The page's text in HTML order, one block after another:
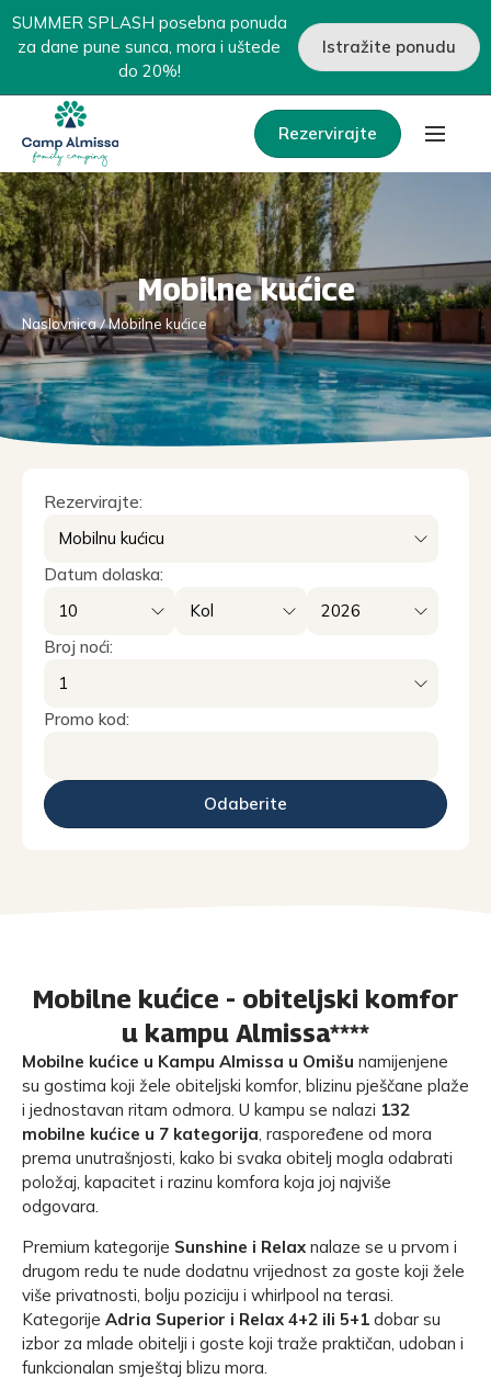
SUMMER SPLASH posebna ponuda
za dane pune sunca, mora i uštede
do 20%!
Istražite ponudu
Rezervirajte
Mobilne kućice
Naslovnica Mobilne kućice
Rezervirajte:
Datum dolaska:
Broj noći:
Promo kod:
Mobilne kućice - obiteljski komfor
u kampu Almissa****
Mobilne kućice u Kampu Almissa u Omišu namijenjene
su gostima koji žele obiteljski komfor, blizinu pješčane plaže
i jednostavan ritam odmora. U kampu se nalazi 132
mobilne kućice u 7 kategorija, raspoređene od mora
prema unutrašnjosti, kako bi svaka obitelj mogla odabrati
položaj, kapacitet i razinu komfora koja joj najviše
odgovara.
Premium kategorije Sunshine i Relax nalaze se u prvom i
drugom redu te nude dodatnu vrijednost za goste koji žele
više privatnosti, bolju poziciju i whirlpool na terasi.
Kategorije Adria Superior i Relax 4+2 ili 5+1 dobar su
izbor za mlade obitelji i goste koji traže praktičan, udoban i
funkcionalan smještaj blizu mora.